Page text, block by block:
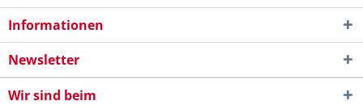
Informationen
Newsletter
Wir sind beim